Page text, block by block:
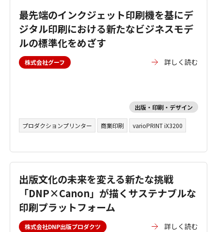
最先端のインクジェット印刷機を基にデ
ジタル印刷における新たなビジネスモデ
ルの標準化をめざす
株式会社グーフ 詳しく読む
出版・印刷・デザイン
プロダクションプリンター 商業印刷 varioPRINT iX3200
出版文化の未来を変える新たな挑戦
「DNP×Canon」が描くサステナブルな
印刷プラットフォーム
株式会社DNP出版プロダクツ 詳しく読む